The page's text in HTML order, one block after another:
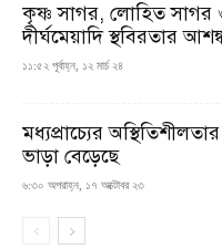
কৃষ্ণ সাগর, লোহিত সাগর
দীর্ঘমেয়াদি স্থবিরতার
১১:৫২ পূর্বাহ্ন, ১২ মার্চ ২৪
মধ্যপ্রাচ্যের
ভাড়া বেড়েছে
৬:৩০ অপরাহ্ন, ১৭ অক্টোবর ২৩